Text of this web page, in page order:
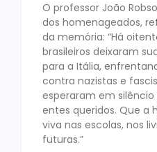
O professor João
dos homenageados,
da memória: “Há
brasileiros deixaram
para a Itália,
contra nazistas e
esperaram em
entes queridos. Que a
viva nas escolas, nos
futuras.”